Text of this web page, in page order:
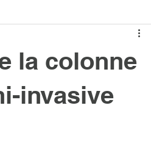
la colonne
invasive